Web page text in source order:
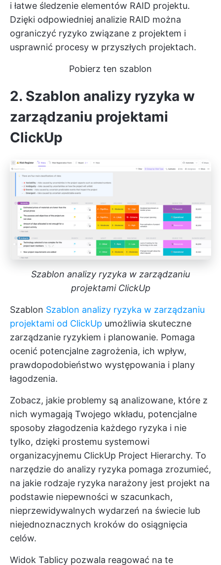
i łatwe śledzenie elementów RAID projektu.
Dzięki odpowiedniej analizie RAID można
ograniczyć ryzyko związane z projektem i
usprawnić procesy w przyszłych projektach.
Pobierz ten szablon
2. Szablon analizy ryzyka w
zarządzaniu projektami
ClickUp
Szablon analizy ryzyka w zarządzaniu
projektami ClickUp
Szablon Szablon analizy ryzyka w zarządzaniu
projektami od ClickUp umożliwia skuteczne
zarządzanie ryzykiem i planowanie. Pomaga
ocenić potencjalne zagrożenia, ich wpływ,
prawdopodobieństwo występowania i plany
łagodzenia.
Zobacz, jakie problemy są analizowane, które z
nich wymagają Twojego wkładu, potencjalne
sposoby złagodzenia każdego ryzyka i nie
tylko, dzięki prostemu systemowi
organizacyjnemu ClickUp Project Hierarchy. To
narzędzie do analizy ryzyka pomaga zrozumieć,
na jakie rodzaje ryzyka narażony jest projekt na
podstawie niepewności w szacunkach,
nieprzewidywalnych wydarzeń na świecie lub
niejednoznacznych kroków do osiągnięcia
celów.
Widok Tablicy pozwala reagować na te